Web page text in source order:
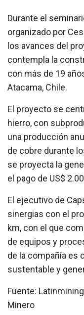
Durante el
organizado por
los avances del
contempla la
con más de 19
Atacama, Chile.
El proyecto se
hierro, con
una producción
de cobre durante
se proyecta la
el pago de US$
El ejecutivo de
sinergias con el
km, con el que
de equipos y
de la compañía es
sustentable y
Fuente:
Minero